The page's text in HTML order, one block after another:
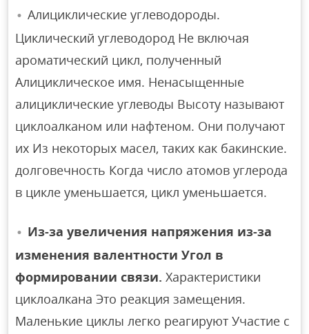
Алициклические углеводороды.
Циклический углеводород Не включая
ароматический цикл, полученный
Алициклическое имя. Ненасыщенные
алициклические углеводы Высоту называют
циклоалканом или нафтеном. Они получают
их Из некоторых масел, таких как бакинские.
долговечность Когда число атомов углерода
в цикле уменьшается, цикл уменьшается.
Из-за увеличения напряжения из-за
изменения валентности Угол в
формировании связи.Характеристики
циклоалкана Это реакция замещения.
Маленькие циклы легко реагируют Участие с